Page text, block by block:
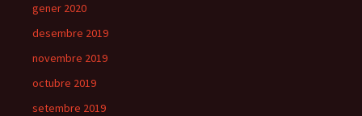
gener 2020
desembre 2019
novembre 2019
octubre 2019
setembre 2019